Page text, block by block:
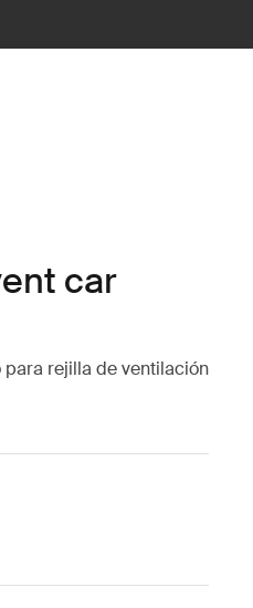
car
rejilla de ventilación
(selected)